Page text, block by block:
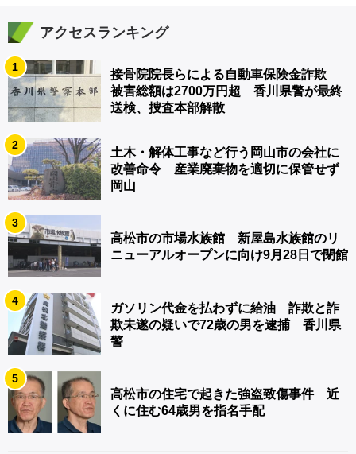
アクセスランキング
1
接骨院院長らによる自動車保険金詐欺
被害総額は2700万円超 香川県警が最終
送検、捜査本部解散
2
土木・解体工事など行う岡山市の会社に
改善命令 産業廃棄物を適切に保管せず
岡山
3
高松市の市場水族館 新屋島水族館のリ
ニューアルオープンに向け9月28日で閉館
4
ガソリン代金を払わずに給油 詐欺と詐
欺未遂の疑いで72歳の男を逮捕 香川県
警
5
高松市の住宅で起きた強盗致傷事件 近
くに住む64歳男を指名手配